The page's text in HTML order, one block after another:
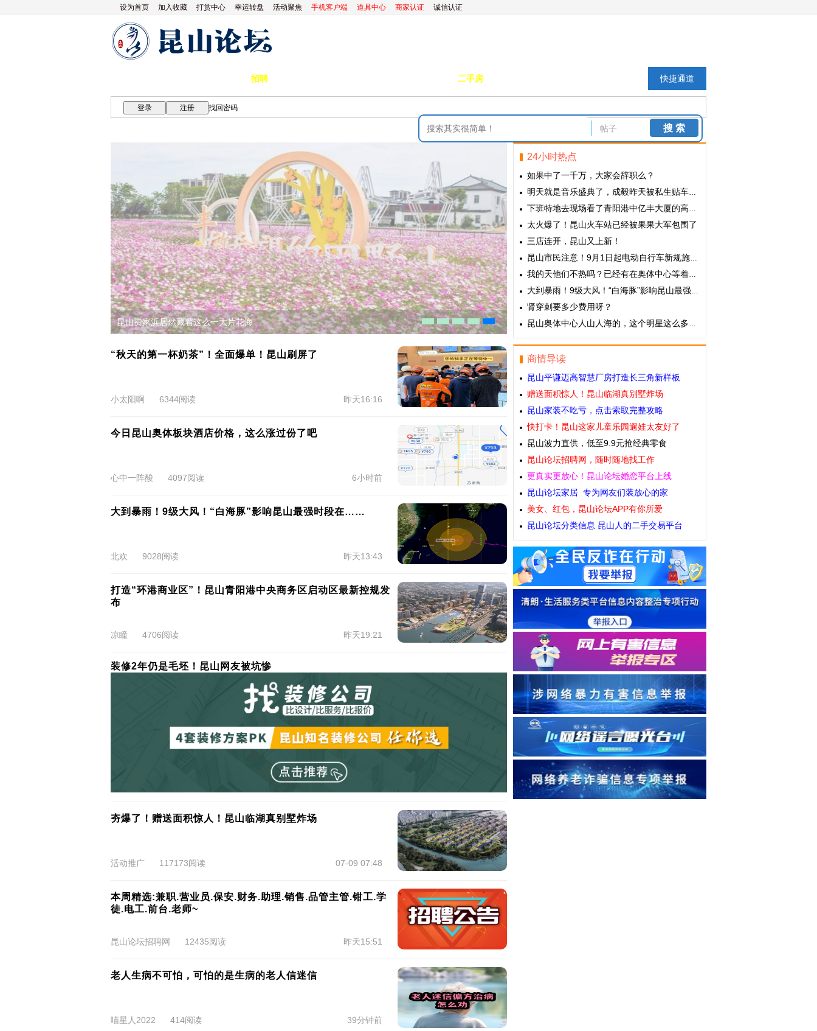
设为首页 加入收藏 打赏中心 幸运转盘 活动聚焦 手机客户端 道具中心 商家认证 诚信认证
招聘 二手房 快捷通道
登录 注册 找回密码
帖子 搜 索
昆山费家浜居然藏着这么一大片花海
“秋天的第一杯奶茶”！全面爆单！昆山刷屏了
小太阳啊 6344阅读 昨天16:16
今日昆山奥体板块酒店价格，这么涨过份了吧
心中一阵酸 4097阅读 6小时前
大到暴雨！9级大风！“白海豚”影响昆山最强时段在……
北欢 9028阅读 昨天13:43
打造“环港商业区”！昆山青阳港中央商务区启动区最新控规发
布
凉瞳 4706阅读 昨天19:21
装修2年仍是毛坯！昆山网友被坑惨
夯爆了！赠送面积惊人！昆山临湖真别墅炸场
活动推广 117173阅读 07-09 07:48
本周精选:兼职.营业员.保安.财务.助理.销售.品管主管.钳工.学
徒.电工.前台.老师~
昆山论坛招聘网 12435阅读 昨天15:51
老人生病不可怕，可怕的是生病的老人信迷信
喵星人2022 414阅读 39分钟前
24小时热点
如果中了一千万，大家会辞职么？
明天就是音乐盛典了，成毅昨天被私生贴车了，大家一定要理智追星啊！
下班特地去现场看了青阳港中亿丰大厦的高度，不是很理想
太火爆了！昆山火车站已经被果果大军包围了
三店连开，昆山又上新！
昆山市民注意！9月1日起电动自行车新规施行！
我的天他们不热吗？已经有在奥体中心等着的，这要排队吗？
大到暴雨！9级大风！“白海豚”影响昆山最强时段在……
肾穿刺要多少费用呀？
昆山奥体中心人山人海的，这个明星这么多粉丝的吗！
商情导读
昆山平谦迈高智慧厂房打造长三角新样板
赠送面积惊人！昆山临湖真别墅炸场
昆山家装不吃亏，点击索取完整攻略
快打卡！昆山这家儿童乐园遛娃太友好了
昆山波力直供，低至9.9元抢经典零食
昆山论坛招聘网，随时随地找工作
更真实更放心！昆山论坛婚恋平台上线
昆山论坛家居 专为网友们装放心的家
美女、红包，昆山论坛APP有你所爱
昆山论坛分类信息 昆山人的二手交易平台